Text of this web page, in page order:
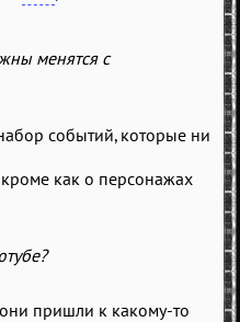
менятся с
событий, которые ни
как о персонажах
пришли к какому-то